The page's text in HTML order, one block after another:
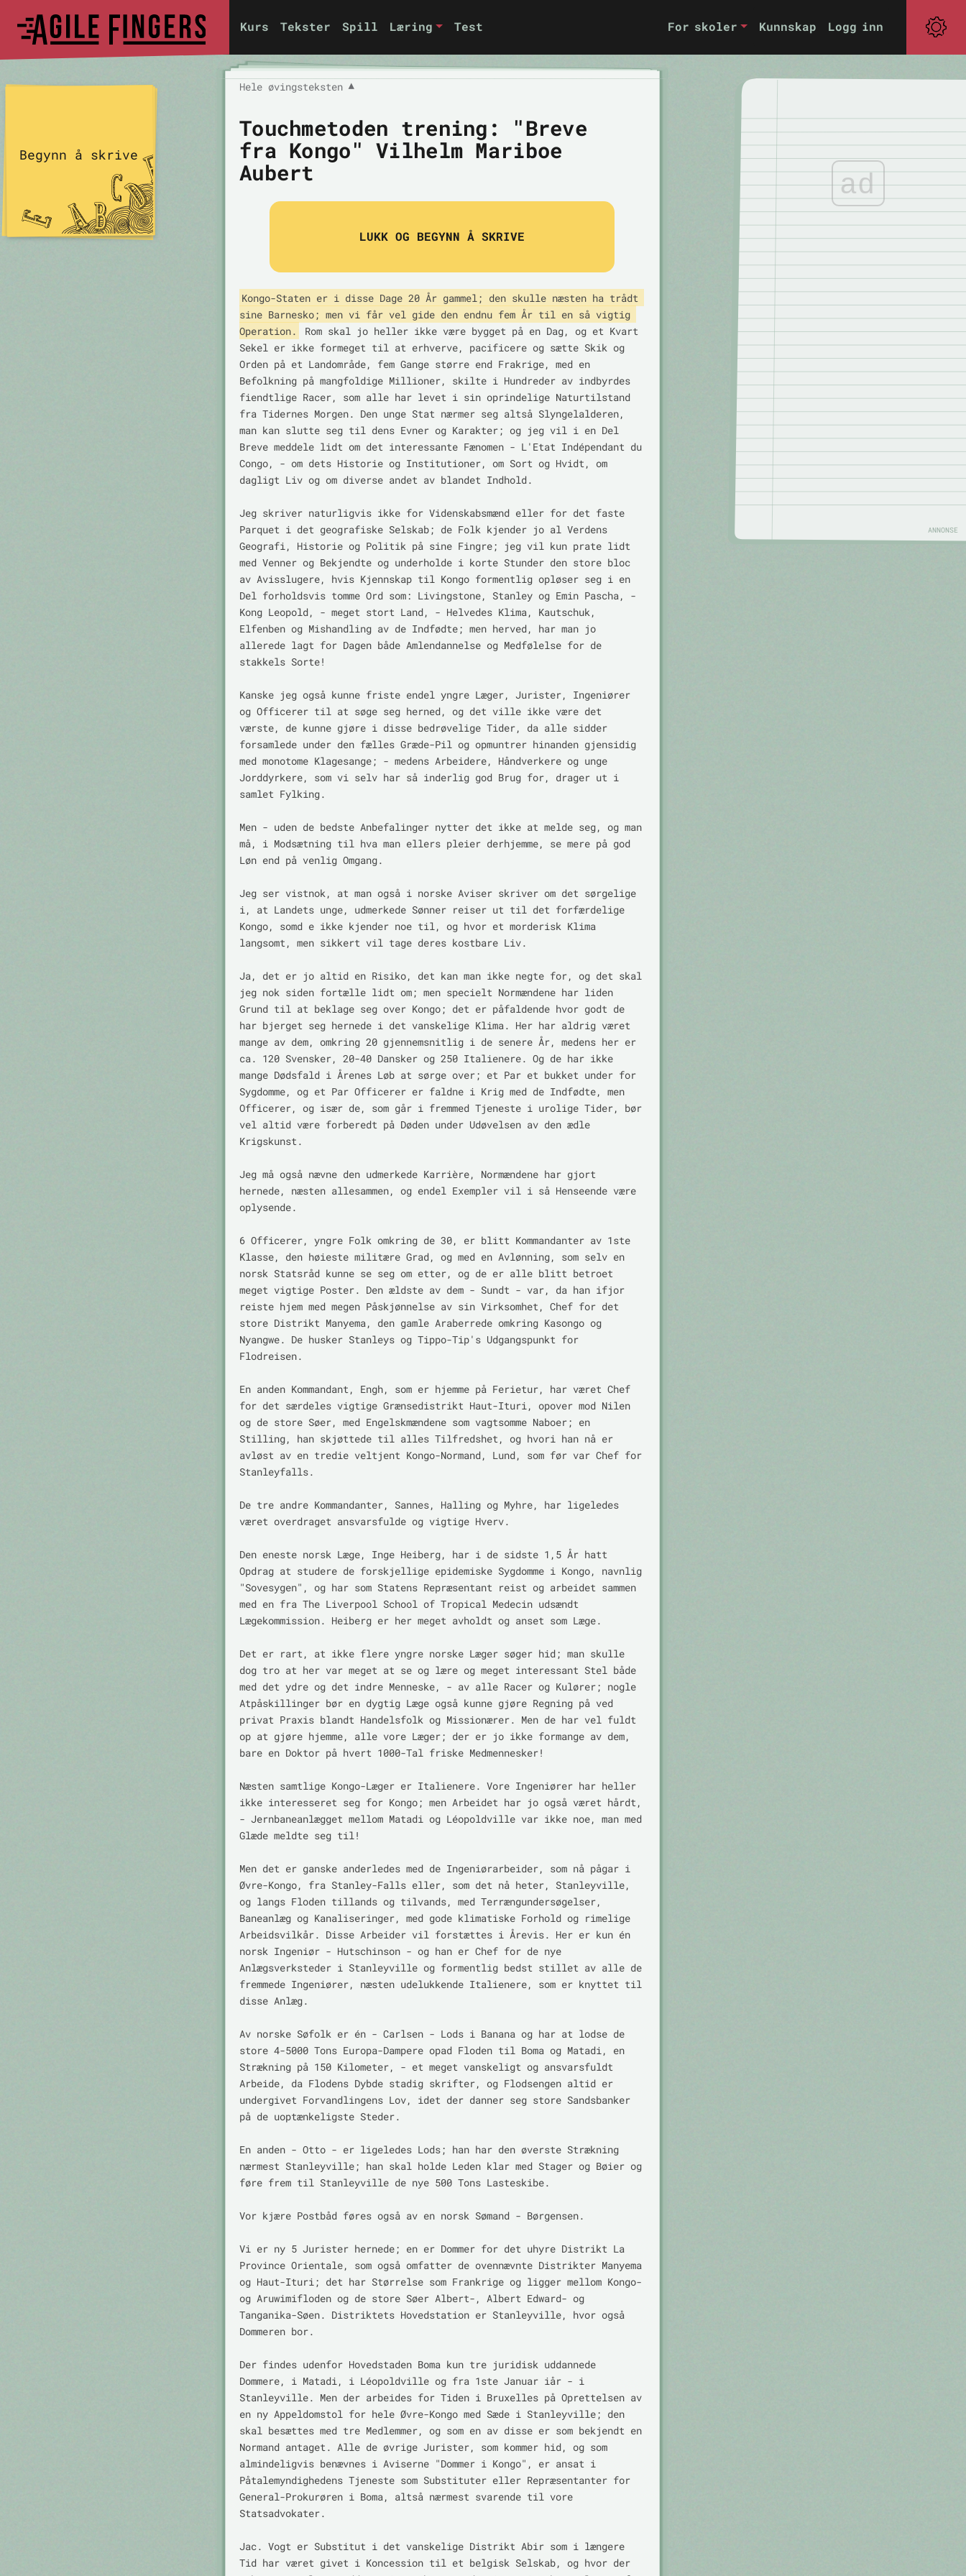
Kurs Tekster Spill Læring Test For skoler Kunnskap Logg inn
Hele øvingsteksten ▼
Touchmetoden trening: "Breve
fra Kongo" Vilhelm Mariboe
Aubert
LUKK OG BEGYNN Å SKRIVE
Kongo-Staten er i disse Dage 20 År gammel; den skulle næsten ha trådt
sine Barnesko; men vi får vel gide den endnu fem År til en så vigtig
Operation.
Rom skal jo heller ikke være bygget på en Dag, og et Kvart
Sekel er ikke formeget til at erhverve, pacificere og sætte Skik og
Orden på et Landområde, fem Gange større end Frakrige, med en
Befolkning på mangfoldige Millioner, skilte i Hundreder av indbyrdes
fiendtlige Racer, som alle har levet i sin oprindelige Naturtilstand
fra Tidernes Morgen. Den unge Stat nærmer seg altså Slyngelalderen,
man kan slutte seg til dens Evner og Karakter; og jeg vil i en Del
Breve meddele lidt om det interessante Fænomen - L'Etat Indépendant du
Congo, - om dets Historie og Institutioner, om Sort og Hvidt, om
dagligt Liv og om diverse andet av blandet Indhold.
Jeg skriver naturligvis ikke for Videnskabsmænd eller for det faste
Parquet i det geografiske Selskab; de Folk kjender jo al Verdens
Geografi, Historie og Politik på sine Fingre; jeg vil kun prate lidt
med Venner og Bekjendte og underholde i korte Stunder den store bloc
av Avisslugere, hvis Kjennskap til Kongo formentlig opløser seg i en
Del forholdsvis tomme Ord som: Livingstone, Stanley og Emin Pascha, -
Kong Leopold, - meget stort Land, - Helvedes Klima, Kautschuk,
Elfenben og Mishandling av de Indfødte; men herved, har man jo
allerede lagt for Dagen både Amlendannelse og Medfølelse for de
stakkels Sorte!
Kanske jeg også kunne friste endel yngre Læger, Jurister, Ingeniører
og Officerer til at søge seg herned, og det ville ikke være det
værste, de kunne gjøre i disse bedrøvelige Tider, da alle sidder
forsamlede under den fælles Græde-Pil og opmuntrer hinanden gjensidig
med monotome Klagesange; - medens Arbeidere, Håndverkere og unge
Jorddyrkere, som vi selv har så inderlig god Brug for, drager ut i
samlet Fylking.
Men - uden de bedste Anbefalinger nytter det ikke at melde seg, og man
må, i Modsætning til hva man ellers pleier derhjemme, se mere på god
Løn end på venlig Omgang.
Jeg ser vistnok, at man også i norske Aviser skriver om det sørgelige
i, at Landets unge, udmerkede Sønner reiser ut til det forfærdelige
Kongo, somd e ikke kjender noe til, og hvor et morderisk Klima
langsomt, men sikkert vil tage deres kostbare Liv.
Ja, det er jo altid en Risiko, det kan man ikke negte for, og det skal
jeg nok siden fortælle lidt om; men specielt Normændene har liden
Grund til at beklage seg over Kongo; det er påfaldende hvor godt de
har bjerget seg hernede i det vanskelige Klima. Her har aldrig været
mange av dem, omkring 20 gjennemsnitlig i de senere År, medens her er
ca. 120 Svensker, 20-40 Dansker og 250 Italienere. Og de har ikke
mange Dødsfald i Årenes Løb at sørge over; et Par et bukket under for
Sygdomme, og et Par Officerer er faldne i Krig med de Indfødte, men
Officerer, og især de, som går i fremmed Tjeneste i urolige Tider, bør
vel altid være forberedt på Døden under Udøvelsen av den ædle
Krigskunst.
Jeg må også nævne den udmerkede Karrière, Normændene har gjort
hernede, næsten allesammen, og endel Exempler vil i så Henseende være
oplysende.
6 Officerer, yngre Folk omkring de 30, er blitt Kommandanter av 1ste
Klasse, den høieste militære Grad, og med en Avlønning, som selv en
norsk Statsråd kunne se seg om etter, og de er alle blitt betroet
meget vigtige Poster. Den ældste av dem - Sundt - var, da han ifjor
reiste hjem med megen Påskjønnelse av sin Virksomhet, Chef for det
store Distrikt Manyema, den gamle Araberrede omkring Kasongo og
Nyangwe. De husker Stanleys og Tippo-Tip's Udgangspunkt for
Flodreisen.
En anden Kommandant, Engh, som er hjemme på Ferietur, har været Chef
for det særdeles vigtige Grænsedistrikt Haut-Ituri, opover mod Nilen
og de store Søer, med Engelskmændene som vagtsomme Naboer; en
Stilling, han skjøttede til alles Tilfredshet, og hvori han nå er
avløst av en tredie veltjent Kongo-Normand, Lund, som før var Chef for
Stanleyfalls.
De tre andre Kommandanter, Sannes, Halling og Myhre, har ligeledes
været overdraget ansvarsfulde og vigtige Hverv.
Den eneste norsk Læge, Inge Heiberg, har i de sidste 1,5 År hatt
Opdrag at studere de forskjellige epidemiske Sygdomme i Kongo, navnlig
"Sovesygen", og har som Statens Repræsentant reist og arbeidet sammen
med en fra The Liverpool School of Tropical Medecin udsændt
Lægekommission. Heiberg er her meget avholdt og anset som Læge.
Det er rart, at ikke flere yngre norske Læger søger hid; man skulle
dog tro at her var meget at se og lære og meget interessant Stel både
med det ydre og det indre Menneske, - av alle Racer og Kulører; nogle
Atpåskillinger bør en dygtig Læge også kunne gjøre Regning på ved
privat Praxis blandt Handelsfolk og Missionærer. Men de har vel fuldt
op at gjøre hjemme, alle vore Læger; der er jo ikke formange av dem,
bare en Doktor på hvert 1000-Tal friske Medmennesker!
Næsten samtlige Kongo-Læger er Italienere. Vore Ingeniører har heller
ikke interesseret seg for Kongo; men Arbeidet har jo også været hårdt,
- Jernbaneanlægget mellom Matadi og Léopoldville var ikke noe, man med
Glæde meldte seg til!
Men det er ganske anderledes med de Ingeniørarbeider, som nå pågar i
Øvre-Kongo, fra Stanley-Falls eller, som det nå heter, Stanleyville,
og langs Floden tillands og tilvands, med Terrængundersøgelser,
Baneanlæg og Kanaliseringer, med gode klimatiske Forhold og rimelige
Arbeidsvilkår. Disse Arbeider vil forstættes i Årevis. Her er kun én
norsk Ingeniør - Hutschinson - og han er Chef for de nye
Anlægsverksteder i Stanleyville og formentlig bedst stillet av alle de
fremmede Ingeniører, næsten udelukkende Italienere, som er knyttet til
disse Anlæg.
Av norske Søfolk er én - Carlsen - Lods i Banana og har at lodse de
store 4-5000 Tons Europa-Dampere opad Floden til Boma og Matadi, en
Strækning på 150 Kilometer, - et meget vanskeligt og ansvarsfuldt
Arbeide, da Flodens Dybde stadig skrifter, og Flodsengen altid er
undergivet Forvandlingens Lov, idet der danner seg store Sandsbanker
på de uoptænkeligste Steder.
En anden - Otto - er ligeledes Lods; han har den øverste Strækning
nærmest Stanleyville; han skal holde Leden klar med Stager og Bøier og
føre frem til Stanleyville de nye 500 Tons Lasteskibe.
Vor kjære Postbåd føres også av en norsk Sømand - Børgensen.
Vi er ny 5 Jurister hernede; en er Dommer for det uhyre Distrikt La
Province Orientale, som også omfatter de ovennævnte Distrikter Manyema
og Haut-Ituri; det har Størrelse som Frankrige og ligger mellom Kongo-
og Aruwimifloden og de store Søer Albert-, Albert Edward- og
Tanganika-Søen. Distriktets Hovedstation er Stanleyville, hvor også
Dommeren bor.
Der findes udenfor Hovedstaden Boma kun tre juridisk uddannede
Dommere, i Matadi, i Léopoldville og fra 1ste Januar iår - i
Stanleyville. Men der arbeides for Tiden i Bruxelles på Oprettelsen av
en ny Appeldomstol for hele Øvre-Kongo med Sæde i Stanleyville; den
skal besættes med tre Medlemmer, og som en av disse er som bekjendt en
Normand antaget. Alle de øvrige Jurister, som kommer hid, og som
almindeligvis benævnes i Aviserne "Dommer i Kongo", er ansat i
Påtalemyndighedens Tjeneste som Substituter eller Repræsentanter for
General-Prokurøren i Boma, altså nærmest svarende til vore
Statsadvokater.
Jac. Vogt er Substitut i det vanskelige Distrikt Abir som i længere
Tid har været givet i Koncession til et belgisk Selskab, og hvor der
ad
ANNONSE
Begynn å skrive